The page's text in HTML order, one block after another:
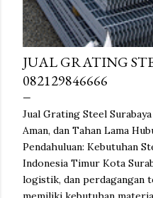
JUAL GRATING
082129846666
Jual Grating Steel
Aman, dan Tahan Lama
Pendahuluan: Kebutuhan
Indonesia Timur Kota
logistik, dan perdagangan